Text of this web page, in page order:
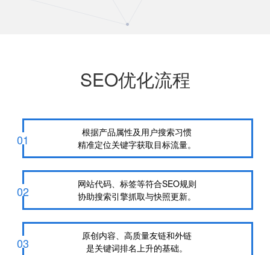
SEO优化流程
01
根据产品属性及用户搜索习惯
精准定位关键字获取目标流量。
02
网站代码、标签等符合SEO规则
协助搜索引擎抓取与快照更新。
03
原创内容、高质量友链和外链
是关键词排名上升的基础。